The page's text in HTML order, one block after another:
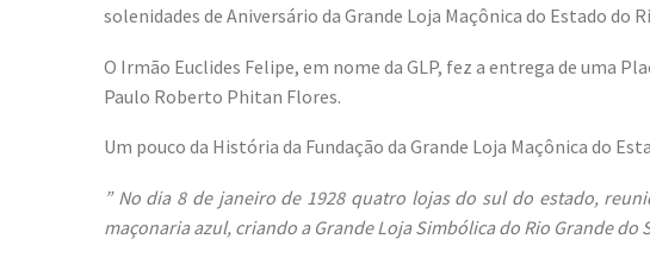
solenidades de Aniversário da Grande Loja Maçônica do Estado do
O Irmão Euclides Felipe, em nome da GLP, fez a entrega de uma
Paulo Roberto Phitan Flores.
Um pouco da História da Fundação da Grande Loja Maçônica do
” No dia 8 de janeiro de 1928 quatro lojas do sul do estado,
maçonaria azul, criando a Grande Loja Simbólica do Rio Grande do